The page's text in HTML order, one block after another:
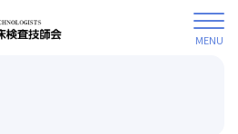
MENU